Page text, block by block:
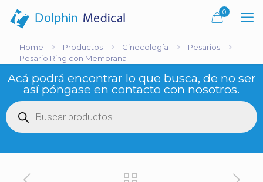
0
Home Productos Ginecología
Pesarios
Pesario Ring con Membrana
Acá podrá encontrar lo que busca, de no ser
así póngase en contacto con nosotros.
Búsqueda
de
productos